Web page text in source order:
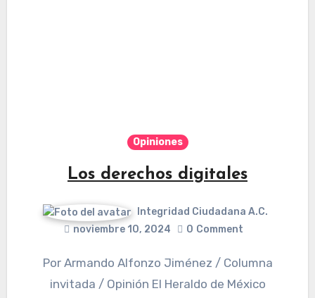
Opiniones
Los derechos digitales
Integridad Ciudadana A.C.
noviembre 10, 2024
0 Comment
Por Armando Alfonzo Jiménez / Columna
invitada / Opinión El Heraldo de México